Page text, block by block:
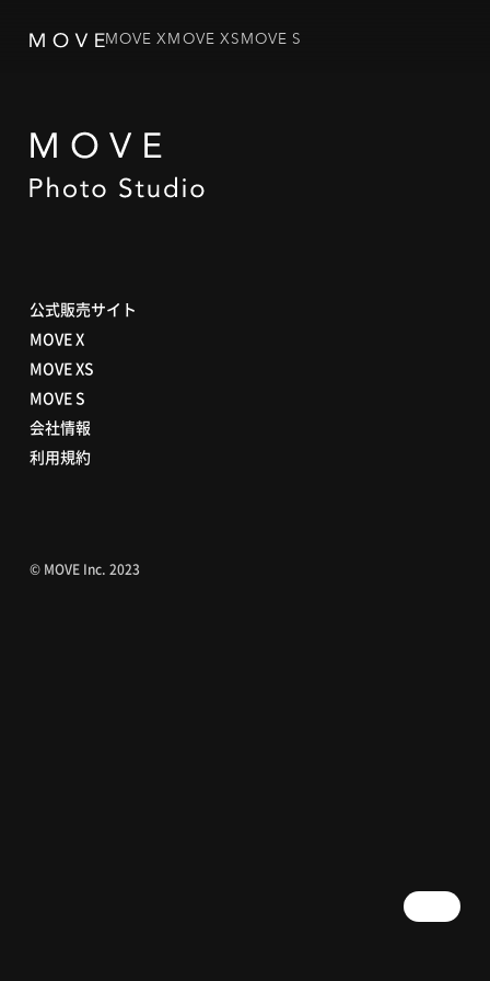
MOVE XMOVE XSMOVE S
公式販売サイト
MOVE X
MOVE XS
MOVE S
会社情報
利用規約
© MOVE Inc. 2023